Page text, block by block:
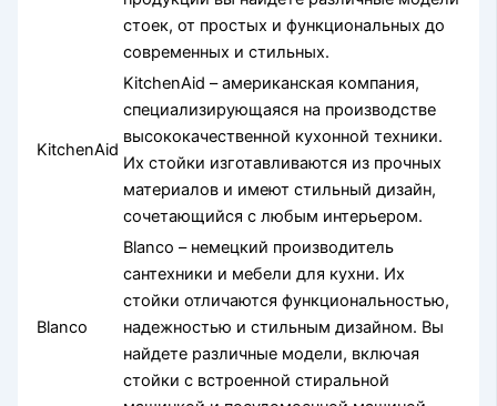
стоек, от простых и функциональных до
современных и стильных.
KitchenAid
KitchenAid – американская компания,
специализирующаяся на производстве
высококачественной кухонной техники.
Их стойки изготавливаются из прочных
материалов и имеют стильный дизайн,
сочетающийся с любым интерьером.
Blanco
Blanco – немецкий производитель
сантехники и мебели для кухни. Их
стойки отличаются функциональностью,
надежностью и стильным дизайном. Вы
найдете различные модели, включая
стойки с встроенной стиральной